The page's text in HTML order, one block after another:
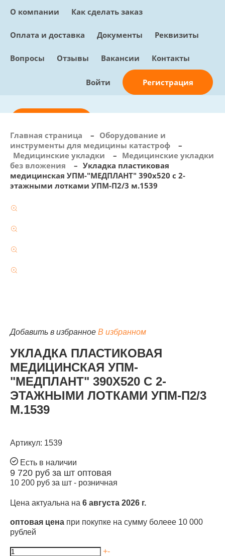
О компании Как сделать заказ
Оплата и доставка Документы Реквизиты
Вопросы Отзывы Вакансии Контакты
Войти Регистрация
info@sunmed.ru
Пн – Пт: с 10:00 - 18:00
+7 (495) 730-90-25
Перезвоните мне
Главная страница – Оборудование и
инструменты для медицины катастроф
–
Медицинские укладки
– Медицинские укладки
без вложения
– Укладка пластиковая
медицинская УПМ-"МЕДПЛАНТ" 390х520 с 2-
этажными лотками УПМ-П2/3 м.1539
Добавить в избранное В избранном
УКЛАДКА ПЛАСТИКОВАЯ
МЕДИЦИНСКАЯ УПМ-
"МЕДПЛАНТ" 390Х520 С 2-
ЭТАЖНЫМИ ЛОТКАМИ УПМ-П2/3
М.1539
Артикул: 1539
Есть в наличии
9 720 руб за шт оптовая
10 200 руб за шт - розничная
Цена актуальна на 6 августа 2026 г.
оптовая цена при покупке на сумму болеее 10 000
рублей
+-